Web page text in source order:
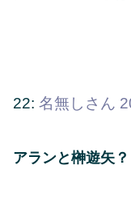
22: 名無しさん
アランと榊遊矢？